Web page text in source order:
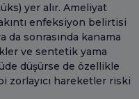
yer alır. Ameliyat
enfeksiyon belirtisi
da sonrasında kanama
ve sentetik yama
düşürse de özellikle
zorlayıcı hareketler riski